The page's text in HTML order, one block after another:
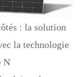
: la solution
la technologie
N